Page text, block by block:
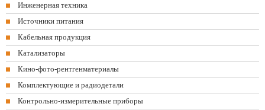
Инженерная техника
Источники питания
Кабельная продукция
Катализаторы
Кино-фото-рентгенматериалы
Комплектующие и радиодетали
Контрольно-измерительные приборы